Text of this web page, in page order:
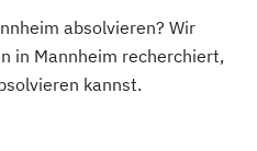
absolvieren? Wir
in Mannheim recherchiert,
kannst.